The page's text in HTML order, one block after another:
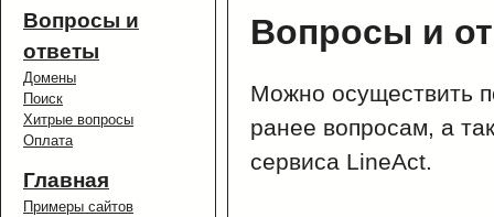
Вопросы и
ответы
Домены
Поиск
Хитрые вопросы
Оплата
Главная
Примеры сайтов
Вопросы и
Можно осуществить
ранее вопросам, а
сервиса LineAct.